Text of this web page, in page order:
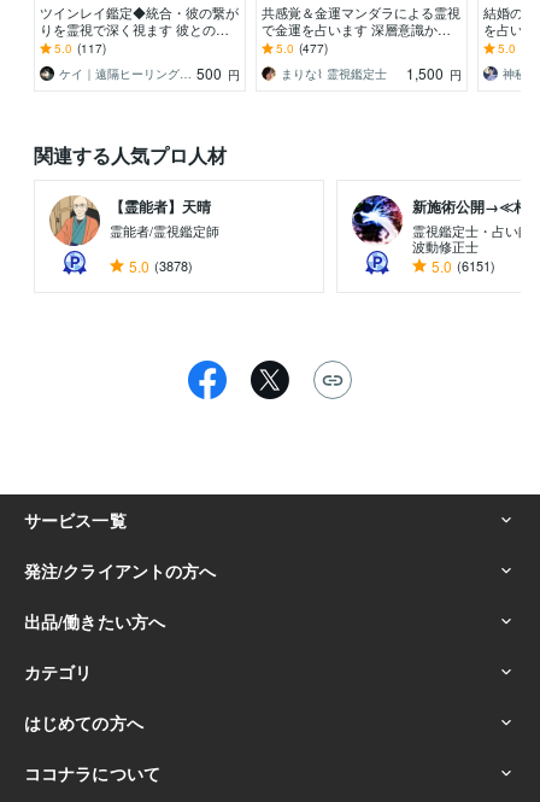
ツインレイ鑑定◆統合・彼の繋が
りを霊視で深く視ます 彼との関
係はツインレイか？相性など魂レ
ベルで明かします
5.0 (117)
500 円
共感覚＆金運マンダラによる霊視
で金運を占います 深層意識から
金運上昇の鍵となる金運曼荼羅を
差し上げます
5.0 (477)
まりな⌇ 霊視鑑定士
1,500 円
結婚の
を占い
が具体
5.0
関連する人気プロ人材
【霊能者】天晴
霊能者/霊視鑑定師
5.0 (3878)
新施術公開→≪相
霊視鑑定士・占い師
波動修正士
5.0 (6151)